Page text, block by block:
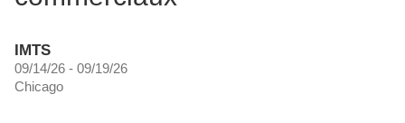
IMTS
09/14/26 - 09/19/26
Chicago